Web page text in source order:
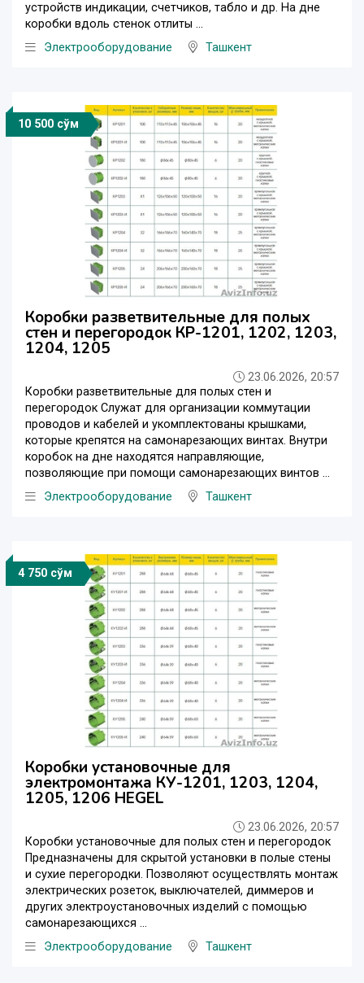
устройств индикации, счетчиков, табло и др. На дне
коробки вдоль стенок отлиты ...
Электрооборудование
Ташкент
10 500 сўм
Коробки разветвительные для полых
стен и перегородок КР-1201, 1202, 1203,
1204, 1205
23.06.2026, 20:57
Коробки разветвительные для полых стен и
перегородок Служат для организации коммутации
проводов и кабелей и укомплектованы крышками,
которые крепятся на самонарезающих винтах. Внутри
коробок на дне находятся направляющие,
позволяющие при помощи самонарезающих винтов ...
Электрооборудование
Ташкент
4 750 сўм
Коробки установочные для
электромонтажа КУ-1201, 1203, 1204,
1205, 1206 HEGEL
23.06.2026, 20:57
Коробки установочные для полых стен и перегородок
Предназначены для скрытой установки в полые стены
и сухие перегородки. Позволяют осуществлять монтаж
электрических розеток, выключателей, диммеров и
других электроустановочных изделий с помощью
самонарезающихся ...
Электрооборудование
Ташкент